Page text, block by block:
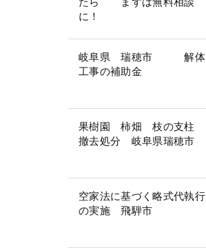
に！
岐阜県 瑞穂市 解体
工事の補助金
果樹園 柿畑 枝の支柱
撤去処分 岐阜県瑞穂市
空家法に基づく略式代執行
の実施 飛騨市